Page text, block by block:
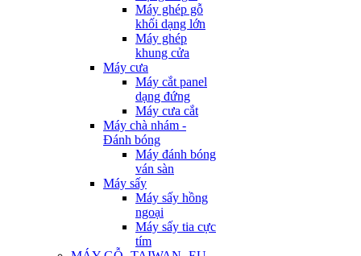
Máy ghép gỗ
khối dạng lớn
Máy ghép
khung cửa
Máy cưa
Máy cắt panel
dạng đứng
Máy cưa cắt
Máy chà nhám -
Đánh bóng
Máy đánh bóng
ván sàn
Máy sấy
Máy sấy hồng
ngoại
Máy sấy tia cực
tím